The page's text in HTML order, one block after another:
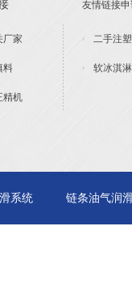
友情链接
厂家 二手注
料 软冰淇
精机
系统 链条油气润